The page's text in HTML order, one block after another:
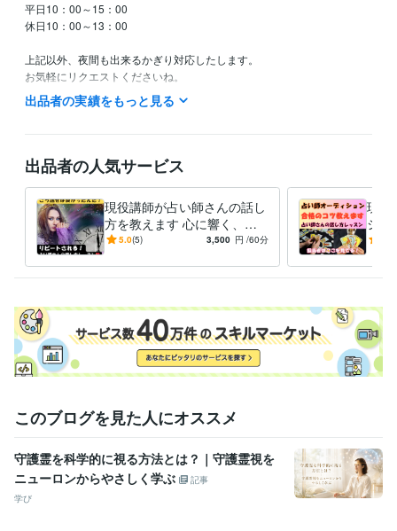
平日10：00～15：00
休日10：00～13：00
上記以外、夜間も出来るかぎり対応したします。
お気軽にリクエストくださいね。
得意分野
出品者の実績をもっと見る
出品者の人気サービス
現役講師が占い師さんの話し
方を教えます 心に響く、高
評価占い師になるための話し
5.0(5) 3,500 円 /60分
現役
ショ
占い
ここ
このブログを見た人にオススメ
守護霊を科学的に視る方法とは？｜守護霊視を
ニューロンからやさしく学ぶ
記事
学び